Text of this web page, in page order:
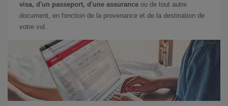
visa, d'un passeport, d'une assurance ou de tout autre
document, en fonction de la provenance et de la destination de
votre vol.